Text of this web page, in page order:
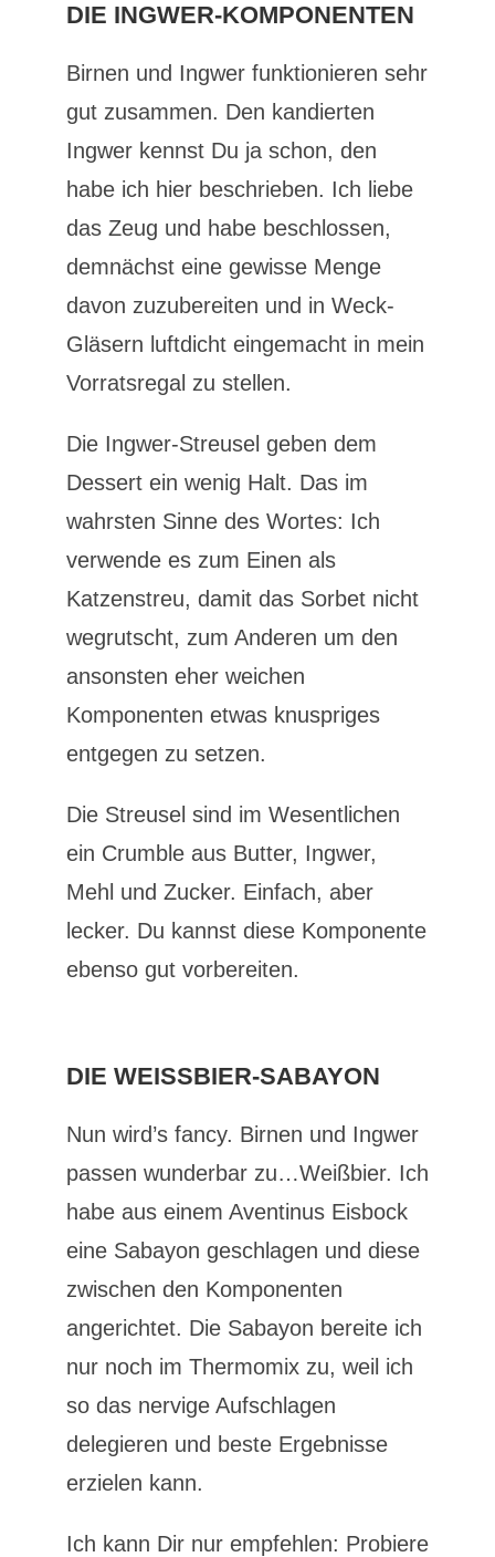
DIE INGWER-KOMPONENTEN
Birnen und Ingwer funktionieren sehr
gut zusammen. Den kandierten
Ingwer kennst Du ja schon, den
habe ich hier beschrieben. Ich liebe
das Zeug und habe beschlossen,
demnächst eine gewisse Menge
davon zuzubereiten und in Weck-
Gläsern luftdicht eingemacht in mein
Vorratsregal zu stellen.
Die Ingwer-Streusel geben dem
Dessert ein wenig Halt. Das im
wahrsten Sinne des Wortes: Ich
verwende es zum Einen als
Katzenstreu, damit das Sorbet nicht
wegrutscht, zum Anderen um den
ansonsten eher weichen
Komponenten etwas knuspriges
entgegen zu setzen.
Die Streusel sind im Wesentlichen
ein Crumble aus Butter, Ingwer,
Mehl und Zucker. Einfach, aber
lecker. Du kannst diese Komponente
ebenso gut vorbereiten.
DIE WEISSBIER-SABAYON
Nun wird’s fancy. Birnen und Ingwer
passen wunderbar zu…Weißbier. Ich
habe aus einem Aventinus Eisbock
eine Sabayon geschlagen und diese
zwischen den Komponenten
angerichtet. Die Sabayon bereite ich
nur noch im Thermomix zu, weil ich
so das nervige Aufschlagen
delegieren und beste Ergebnisse
erzielen kann.
Ich kann Dir nur empfehlen: Probiere